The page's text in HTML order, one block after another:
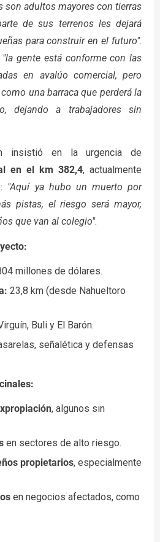
son adultos mayores con tierras
de sus terrenos les dejará
para construir en el futuro".
"la gente está conforme con las
en avalúo comercial, pero
una barraca que perderá la
dejando a trabajadores sin
insistió en la urgencia de
en el km 382,4, actualmente
"Aquí ya hubo un muerto por
pistas, el riesgo será mayor,
que van al colegio".
millones de dólares.
23,8 km (desde Nahueltoro
Buli y El Barón.
señalética y defensas
, algunos sin
en sectores de alto riesgo.
propietarios, especialmente
en negocios afectados, como